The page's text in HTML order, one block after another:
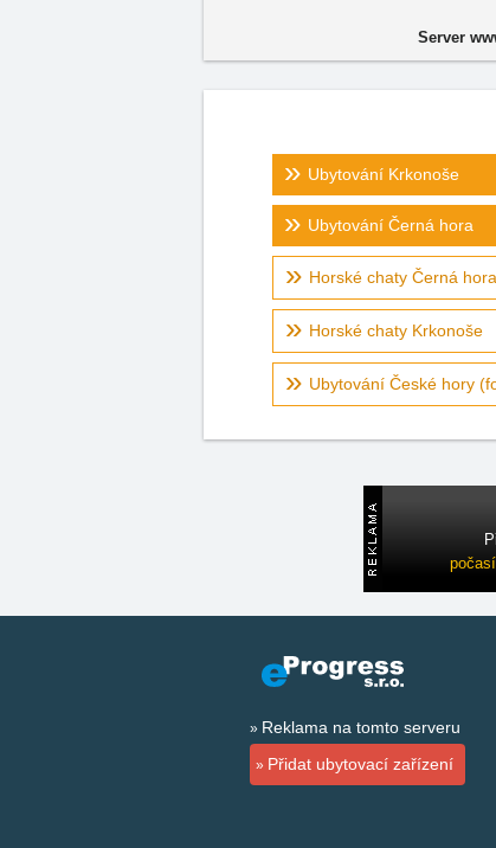
Server
Ubytování Krkonoše
Ubytování Černá hora
Horské chaty Černá hora
Horské chaty Krkonoše
Ubytování České hory
Reklama na tomto serveru
Přidat ubytovací zařízení